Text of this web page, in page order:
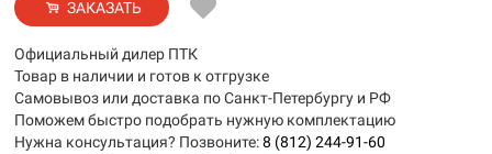
ЗАКАЗАТЬ
Официальный дилер ПТК
Товар в наличии и готов к отгрузке
Самовывоз или доставка по Санкт-Петербургу и РФ
Поможем быстро подобрать нужную комплектацию
Нужна консультация? Позвоните:8 (812) 244-91-60